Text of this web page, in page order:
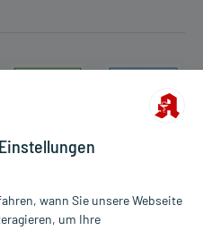
wann Sie unsere Webseite
um Ihre